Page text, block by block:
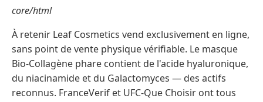
core/html
À retenir Leaf Cosmetics vend exclusivement en ligne,
sans point de vente physique vérifiable. Le masque
Bio-Collagène phare contient de l'acide hyaluronique,
du niacinamide et du Galactomyces — des actifs
reconnus. FranceVerif et UFC-Que Choisir ont tous